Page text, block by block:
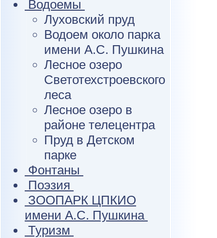
Водоемы
Луховский пруд
Водоем около парка
имени А.С. Пушкина
Лесное озеро
Светотехстроевского
леса
Лесное озеро в
районе телецентра
Пруд в Детском
парке
Фонтаны
Поэзия
ЗООПАРК ЦПКИО
имени А.С. Пушкина
Туризм